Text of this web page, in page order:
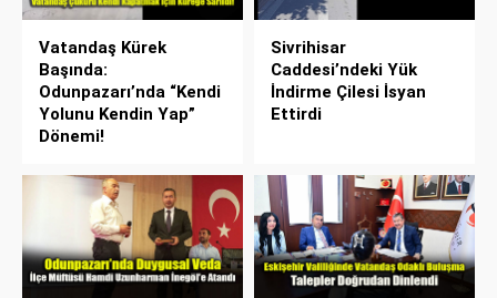
Vatandaş Kürek
Başında:
Odunpazarı’nda “Kendi
Yolunu Kendin Yap”
Dönemi!
Sivrihisar
Caddesi’ndeki Yük
İndirme Çilesi İsyan
Ettirdi